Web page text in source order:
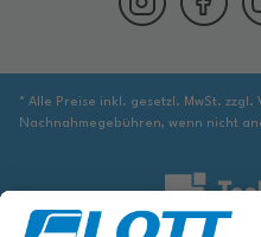
* Alle Preise inkl. gesetzl. MwSt.
Nachnahmegebühren, wenn nicht